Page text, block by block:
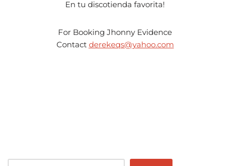
En tu discotienda favorita!
For Booking Jhonny Evidence
Contact derekeqs@yahoo.com